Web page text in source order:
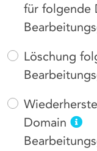
für folgende
Löschung
Domain